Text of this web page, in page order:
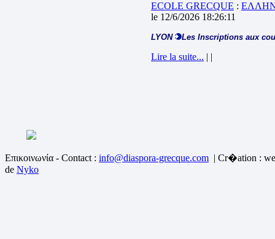
ECOLE GRECQUE :
le 12/6/2026 18:26:11
LYON Les Inscriptions aux
Lire la suite... | |
Επικοινωνία - Contact : info@diaspora-grecque.com | Cr�ation :
de Nyko